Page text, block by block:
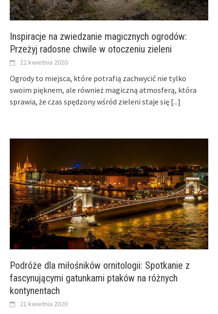
Inspiracje na zwiedzanie magicznych ogrodów:
Przeżyj radosne chwile w otoczeniu zieleni
22 kwietnia 2020
Ogrody to miejsca, które potrafią zachwycić nie tylko
swoim pięknem, ale również magiczną atmosferą, która
sprawia, że czas spędzony wśród zieleni staje się [...]
Podróże dla miłośników ornitologii: Spotkanie z
fascynującymi gatunkami ptaków na różnych
kontynentach
21 kwietnia 2020